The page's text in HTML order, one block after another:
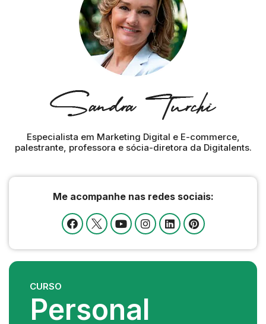
Especialista em Marketing Digital e E-commerce,
palestrante, professora e sócia-diretora da Digitalents.
Me acompanhe nas redes sociais:
CURSO
Personal